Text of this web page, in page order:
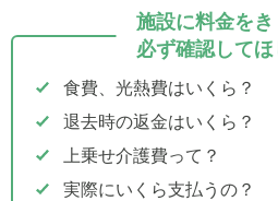
施設に料金を
必ず確認してほ
食費、光熱費はいくら？
退去時の返金はいくら？
上乗せ介護費って？
実際にいくら支払うの？